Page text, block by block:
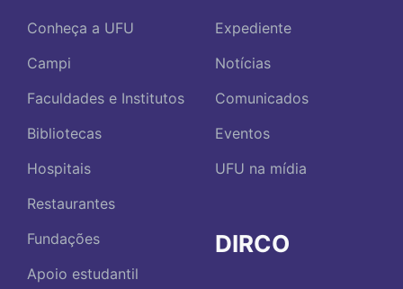
Conheça a UFU
Campi
Faculdades e Institutos
Bibliotecas
Hospitais
Restaurantes
Fundações
Apoio estudantil
Expediente
Notícias
Comunicados
Eventos
UFU na mídia
DIRCO